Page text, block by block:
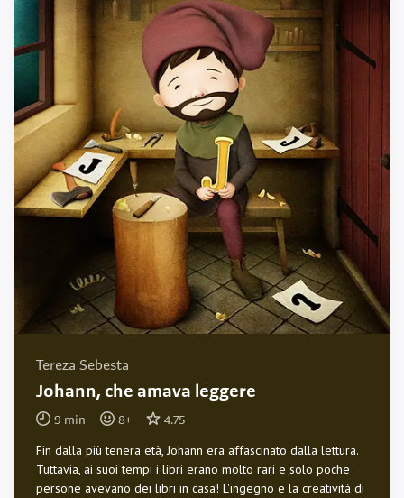
Tereza Sebesta
Johann, che amava leggere
9 min 8+ 4.75
Fin dalla più tenera età, Johann era affascinato dalla lettura.
Tuttavia, ai suoi tempi i libri erano molto rari e solo poche
persone avevano dei libri in casa! L'ingegno e la creatività di